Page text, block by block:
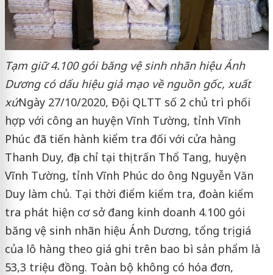
Tạm giữ 4.100 gói băng vệ sinh nhãn hiệu Ánh
Dương có dấu hiệu giả mạo về nguồn gốc, xuất
xứNgày 27/10/2020, Đội QLTT số 2 chủ trì phối
hợp với công an huyện Vĩnh Tường, tỉnh Vĩnh
Phúc đã tiến hành kiểm tra đối với cửa hàng
Thanh Duy, địa chỉ tại thị trấn Thổ Tang, huyện
Vĩnh Tường, tỉnh Vĩnh Phúc do ông Nguyễn Văn
Duy làm chủ. Tại thời điểm kiểm tra, đoàn kiểm
tra phát hiện cơ sở đang kinh doanh 4.100 gói
băng vệ sinh nhãn hiệu Ánh Dương, tổng trị giá
của lô hàng theo giá ghi trên bao bì sản phẩm là
53,3 triệu đồng. Toàn bộ không có hóa đơn,